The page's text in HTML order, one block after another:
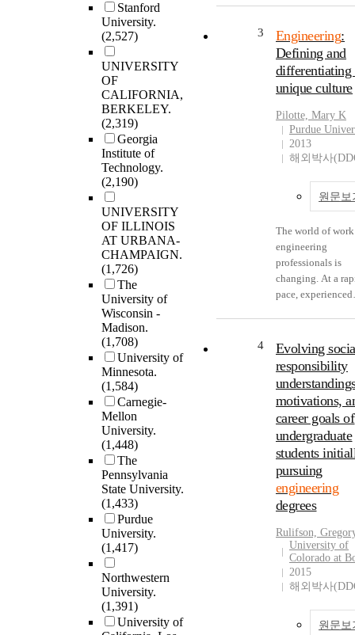
Stanford
University.
(2,527)
UNIVERSITY
OF
CALIFORNIA,
BERKELEY.
(2,319)
Georgia
Institute of
Technology.
(2,190)
UNIVERSITY
OF ILLINOIS
AT URBANA-
CHAMPAIGN.
(1,726)
The
University of
Wisconsin -
Madison.
(1,708)
University of
Minnesota.
(1,584)
Carnegie-
Mellon
University.
(1,448)
The
Pennsylvania
State University.
(1,433)
Purdue
University.
(1,417)
Northwestern
University.
(1,391)
University of
models these
consumer
and firm
often simplified. This
dissertation
methodology for
analyzing the
policies on
design decisions
integrating state-
art approaches
engineering
economics. A
the U.S.
industry is
representing
purchase
line of vehicles
produced in a
methodology
integrating
design models
economic
produces three
synergistic
contributions.
combined model
for policy
the full-scale
automotive
accounting for
options that may
profit-optimal
possible policy
the design
not observable in
Mentzer, 2008;
Lensey, Agogino,
Wood, 2008;
2008). Not much
known, however,
the way students
professional
actively generate
change their
design problem.
show how
types of mental
representations;
metaphors,
and analogies;
such as planning,
monitoring, and
evaluation; as
engineering
navigate their
and solution
This empirical
investigated the
representation and
metacognitive
regulation of
engineers while
solve an
design problem.
intent is to gain a
the cognitive
3 Engineering:
Defining and
differentiating
unique culture
Pilotte, Mary K
Purdue
2013
해외박사
원문보
The world of
engineering
professionals is
changing. At a rapid
pace, experienced
retirement of the
Boomer
while at the same
the problems
engineers are
increasingly
and frequently
nature. For firms to
protect their
assets, they must
that acquired
understandings
shared among
engineering work
groups. Engineering
teaching and
the workplace
knowledge
social activity that
4
Evolving
responsibility
motivations,
career goals of
undergraduate
students
pursuing
engineering
degrees
Rulifson,
University of
Colorado at
2015
해외박사
원문보